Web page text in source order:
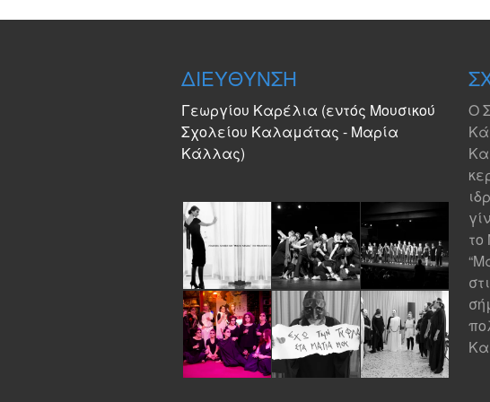
ΔΙΕΥΘΥΝΣΗ
Γεωργίου Καρέλια (εντός Μουσικού
Σχολείου Καλαμάτας - Μαρία
Κάλλας)
Ο